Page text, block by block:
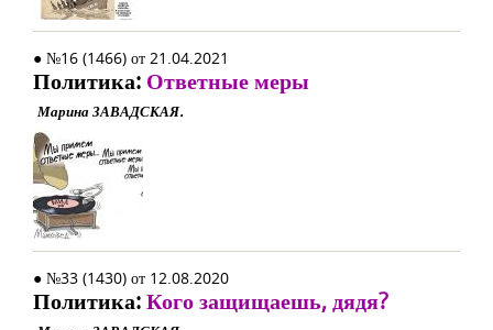
● №16 (1466) от 21.04.2021
Политика: Ответные меры
Марина ЗАВАДСКАЯ.
● №33 (1430) от 12.08.2020
Политика:Кого защищаешь, дядя?